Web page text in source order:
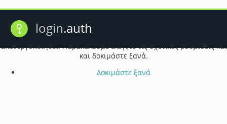
login.auth
Ενδέχεται τα cookie του προγράμματος περιήγησής σας να έχουν
απενεργοποιηθεί. Παρακαλούμε ελέγξτε τις σχετικές ρυθμίσεις και
και δοκιμάστε ξανά.
Δοκιμάστε ξανά